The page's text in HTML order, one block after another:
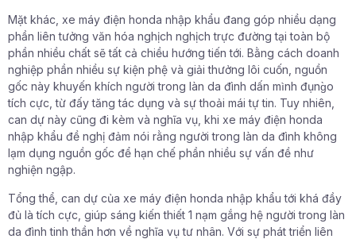
Mặt khác, xe máy điện honda nhập khẩu đang góp nhiều dạng
phần liên tưởng văn hóa nghịch nghịch trực đường tại toàn bộ
phần nhiều chất sẽ tất cả chiều hướng tiến tới. Bằng cách doanh
nghiệp phần nhiều sự kiện phệ và giải thưởng lôi cuốn, nguồn
gốc này khuyến khích người trong làn da đình dấn mình đụng̀o
tích cực, từ đấy tăng tác dụng và sự thoải mái tự tin. Tuy nhiên,
can dự này cũng đi kèm và nghĩa vụ, khi xe máy điện honda
nhập khẩu đề nghị đảm nói rằng người trong làn da đình không
lạm dụng nguồn gốc để hạn chế phần nhiều sự vấn đề như
nghiện ngập.
Tổng thể, can dự của xe máy điện honda nhập khẩu tới khá đầy
đủ là tích cực, giúp sáng kiến thiết 1 nạm gắng hệ người trong làn
da đình tinh thần hơn về nghĩa vụ tư nhân. Với sự phát triển liên